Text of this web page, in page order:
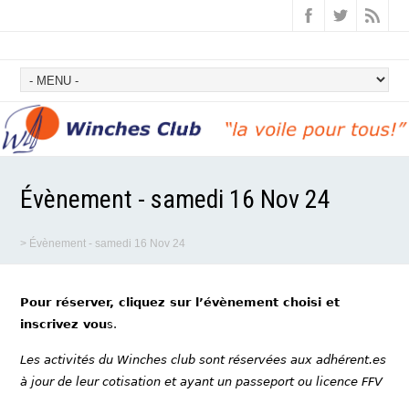
Évènement - samedi 16 Nov 24
> Évènement - samedi 16 Nov 24
Pour réserver, cliquez sur l’évènement choisi et
inscrivez vous.
Les activités du Winches club sont réservées aux adhérent.es
à jour de leur cotisation et ayant un passeport ou licence FFV